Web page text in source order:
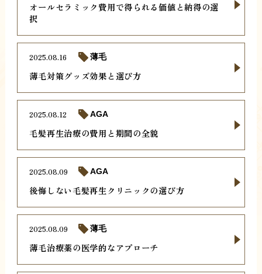
オールセラミック費用で得られる価値と納得の選
択
薄毛対策グッズ効果と選び方
2025.08.16 薄毛
毛髪再生治療の費用と期間の全貌
2025.08.12 AGA
後悔しない毛髪再生クリニックの選び方
2025.08.09 AGA
薄毛治療薬の医学的なアプローチ
2025.08.09 薄毛